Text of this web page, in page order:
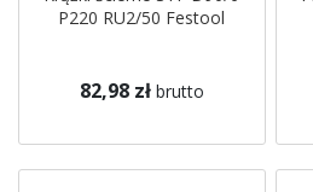
P220 RU2/50 Festool
82,98 zł brutto